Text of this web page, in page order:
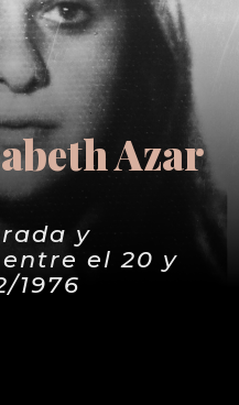
Azar
y
el 20 y
1976